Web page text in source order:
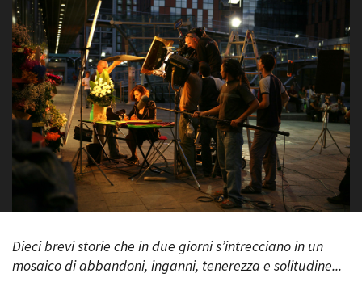
Storia della Fondazione
Contatti
La sede
Partner
Rete regionale
Bilancio sociale
Amministrazione
trasparente
Bandi e gare
Sostenibilità ambientale
SERVIZI
Location scouting
Spazi nella sede FCTP
TFI Torino Film Industry -
Production Days
Avenue Cove - Erasmus +
Guarda che storia!
La Grazia - Immagini e
location della Torino di Paolo
Sorrentino
Open Day
Ciak in TOur!
FESTIVAL, MARKETS,
AWARDS
Berlinale Internationalen
Filmfestspiele Berlin
Dieci brevi storie che in due giorni s’intrecciano in un
mosaico di abbandoni, inganni, tenerezza e solitudine...